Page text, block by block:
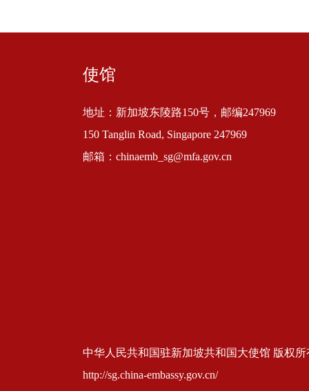
使馆
地址：新加坡东陵路150号，邮编247969
150 Tanglin Road, Singapore 247969
邮箱：chinaemb_sg@mfa.gov.cn
中华人民共和国驻新加坡共和国大使馆 版权所
http://sg.china-embassy.gov.cn/